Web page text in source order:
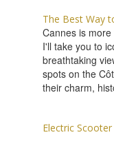
The Best Way
Cannes is
I'll take you to
breathtaking
spots on the
their charm,
Electric